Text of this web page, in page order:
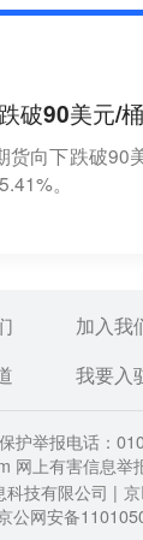
破90美元/桶
货向下跌破90
。
加入我
我要入
护举报电话：
网上有害信息举
技有限公司 |
公网安备